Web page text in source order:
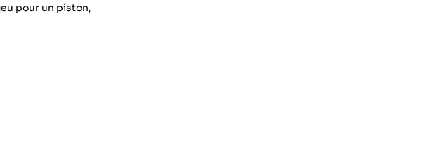
pour un piston,